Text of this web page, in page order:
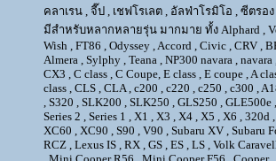
คลาเรน , จี๊ป , เชฟโรเลต , อัลฟ่าโรมิโอ , ซีตร
มีสำหรับหลากหลายรุ่น มากมาย ทั้ง Alphard ,
Wish , FT86 , Odyssey , Accord , Civic , CRV ,
Almera , Sylphy , Teana , NP300 navara ,
CX3 , C class , C Coupe, E class , E coupe , A
class , CLS , CLA , c200 , c220 , c250 , c300 ,
, S320 , SLK200 , SLK250 , GLS250 , GLE500e
Series 2 , Series 1 , X1 , X3 , X4 , X5 , X6 ,
XC60 , XC90 , S90 , V90 , Subaru XV , Subaru
RCZ , Lexus IS , RX , GS , ES , LS , Volk